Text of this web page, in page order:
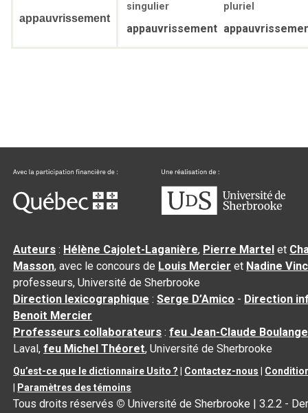
appauvrissement
singulier pluriel
appauvrissement
Auteurs : Hélène Cajolet-Laganière, Pierre Martel et
Masson, avec le concours de Louis Mercier et Nadine
professeurs, Université de Sherbrooke
Direction lexicographique :Serge D’Amico - Direction
Benoit Mercier
Professeurs collaborateurs :feu Jean-Claude
Laval,feu Michel Théoret, Université de Sherbrooke
Qu’est-ce que le dictionnaire Usito ? Contactez-nous
Paramètres des témoins
Tous droits réservés © Université de Sherbrooke |3.2.2 -